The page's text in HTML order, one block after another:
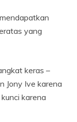
yang
keras –
Jony Ive karena
karena